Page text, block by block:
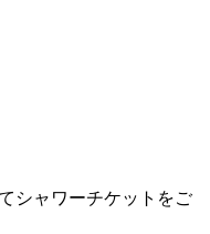
シャワーチケットをご